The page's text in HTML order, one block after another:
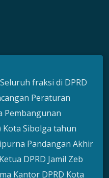
Seluruh fraksi di DPRD
Peraturan
Pembangunan
Kota Sibolga tahun
Pandangan Akhir
DPRD Jamil Zeb
Kantor DPRD Kota